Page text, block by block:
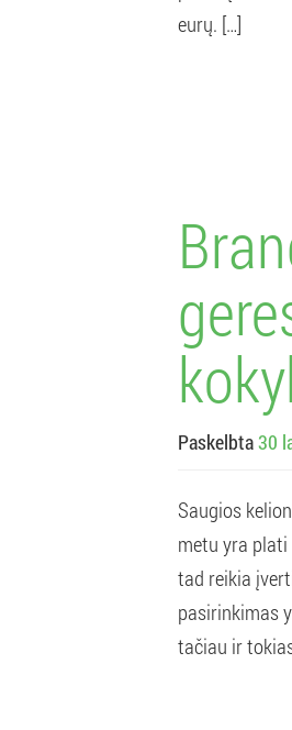
eurų. […]
Paskelbta30
Saugios
metu yra
tad reikia
pasirinkimas
tačiau ir